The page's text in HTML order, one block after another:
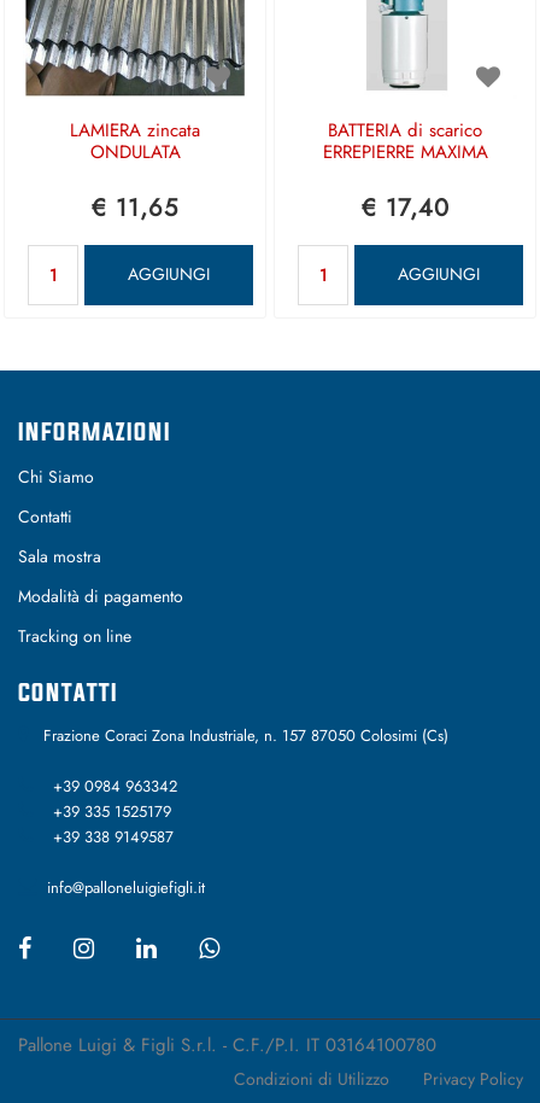
LAMIERA zincata
ONDULATA
€ 11,65
AGGIUNGI
BATTERIA di scarico
ERREPIERRE MAXIMA
€ 17,40
AGGIUNGI
INFORMAZIONI
Chi Siamo
Contatti
Sala mostra
Modalità di pagamento
Tracking on line
CONTATTI
Frazione Coraci Zona Industriale, n. 157 87050 Colosimi (Cs)
+39 0984 963342
+39 335 1525179
+39 338 9149587
info@palloneluigiefigli.it
Pallone Luigi & Figli S.r.l. - C.F./P.I. IT 03164100780
Condizioni di Utilizzo Privacy Policy